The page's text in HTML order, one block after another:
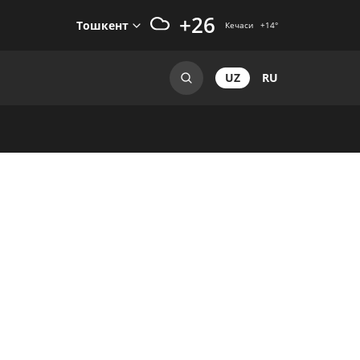
Тошкент +26 Кечаси +14°
UZ RU